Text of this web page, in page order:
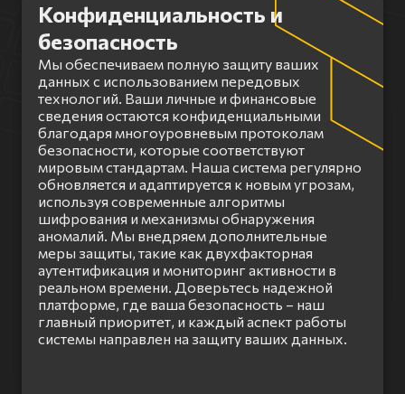
Конфиденциальность и
безопасность
Мы обеспечиваем полную защиту ваших
данных с использованием передовых
технологий. Ваши личные и финансовые
сведения остаются конфиденциальными
благодаря многоуровневым протоколам
безопасности, которые соответствуют
мировым стандартам. Наша система регулярно
обновляется и адаптируется к новым угрозам,
используя современные алгоритмы
шифрования и механизмы обнаружения
аномалий. Мы внедряем дополнительные
меры защиты, такие как двухфакторная
аутентификация и мониторинг активности в
реальном времени. Доверьтесь надежной
платформе, где ваша безопасность – наш
главный приоритет, и каждый аспект работы
системы направлен на защиту ваших данных.